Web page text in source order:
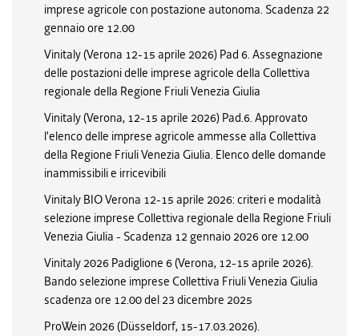
imprese agricole con postazione autonoma. Scadenza 22
gennaio ore 12.00
Vinitaly (Verona 12-15 aprile 2026) Pad 6. Assegnazione
delle postazioni delle imprese agricole della Collettiva
regionale della Regione Friuli Venezia Giulia
Vinitaly (Verona, 12-15 aprile 2026) Pad.6. Approvato
l'elenco delle imprese agricole ammesse alla Collettiva
della Regione Friuli Venezia Giulia. Elenco delle domande
inammissibili e irricevibili
Vinitaly BIO Verona 12-15 aprile 2026: criteri e modalità
selezione imprese Collettiva regionale della Regione Friuli
Venezia Giulia - Scadenza 12 gennaio 2026 ore 12.00
Vinitaly 2026 Padiglione 6 (Verona, 12-15 aprile 2026).
Bando selezione imprese Collettiva Friuli Venezia Giulia
scadenza ore 12.00 del 23 dicembre 2025
ProWein 2026 (Düsseldorf, 15-17.03.2026).